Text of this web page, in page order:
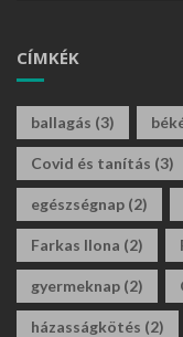
CÍMKÉK
ballagás (3)
Covid és tanítás (3)
egészségnap (2)
Farkas Ilona (2)
gyermeknap (2)
házasságkötés (2)